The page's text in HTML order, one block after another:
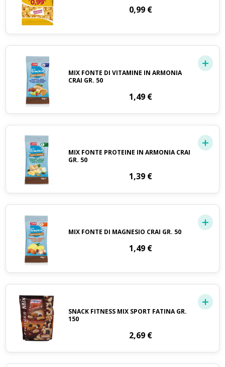
0,99 €
MIX FONTE DI VITAMINE IN ARMONIA
CRAI GR. 50
1,49 €
MIX FONTE PROTEINE IN ARMONIA CRAI
GR. 50
1,39 €
MIX FONTE DI MAGNESIO CRAI GR. 50
1,49 €
SNACK FITNESS MIX SPORT FATINA GR.
150
2,69 €